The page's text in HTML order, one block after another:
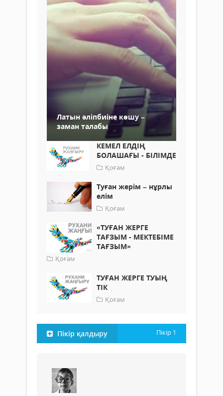
Латын әліпбиіне көшу –
заман талабы
КЕМЕЛ ЕЛДІҢ
БОЛАШАҒЫ - БІЛІМДЕ
Қоғам
Туған жерім – нұрлы
елім
Қоғам
«ТУҒАН ЖЕРГЕ
ТАҒЗЫМ - МЕКТЕБІМЕ
ТАҒЗЫМ»
Қоғам
ТУҒАН ЖЕРГЕ ТУЫҢ
ТІК
Қоғам
Пікір қалдыру Пікір 1